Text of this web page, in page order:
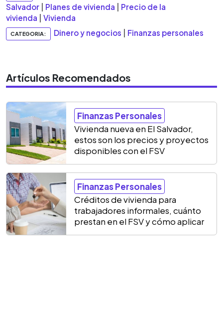
Salvador
Planes de vivienda
Precio de la
vivienda
Vivienda
CATEGORIA: Dinero y negocios Finanzas personales
Artículos Recomendados
Finanzas Personales
Vivienda nueva en El Salvador,
estos son los precios y proyectos
disponibles con el FSV
Finanzas Personales
Créditos de vivienda para
trabajadores informales, cuánto
prestan en el FSV y cómo aplicar